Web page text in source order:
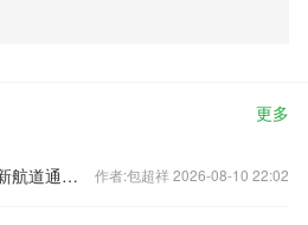
更多
协议接近达成伊朗披露海峡新航道通行细节美方再提“倒计时” 作者:包超祥 2026-08-10 22:02